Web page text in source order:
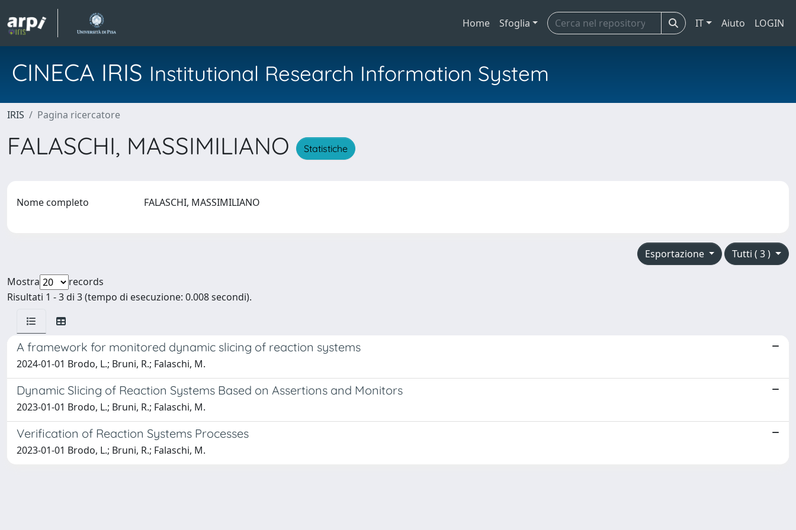
Home Sfoglia IT Aiuto LOGIN
CINECA IRIS Institutional Research Information System
IRIS Pagina ricercatore
FALASCHI, MASSIMILIANO Statistiche
Nome completo FALASCHI, MASSIMILIANO
Tutti ( 3 )
Esportazione
Mostra
records
Risultati 1 - 3 di 3 (tempo di esecuzione: 0.008 secondi).
A framework for monitored dynamic slicing of reaction systems
2024-01-01 Brodo, L.; Bruni, R.; Falaschi, M.
Dynamic Slicing of Reaction Systems Based on Assertions and Monitors
2023-01-01 Brodo, L.; Bruni, R.; Falaschi, M.
Verification of Reaction Systems Processes
2023-01-01 Brodo, L.; Bruni, R.; Falaschi, M.